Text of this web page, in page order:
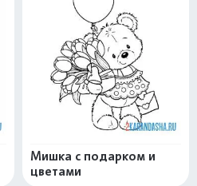
Мишка с подарком и
цветами